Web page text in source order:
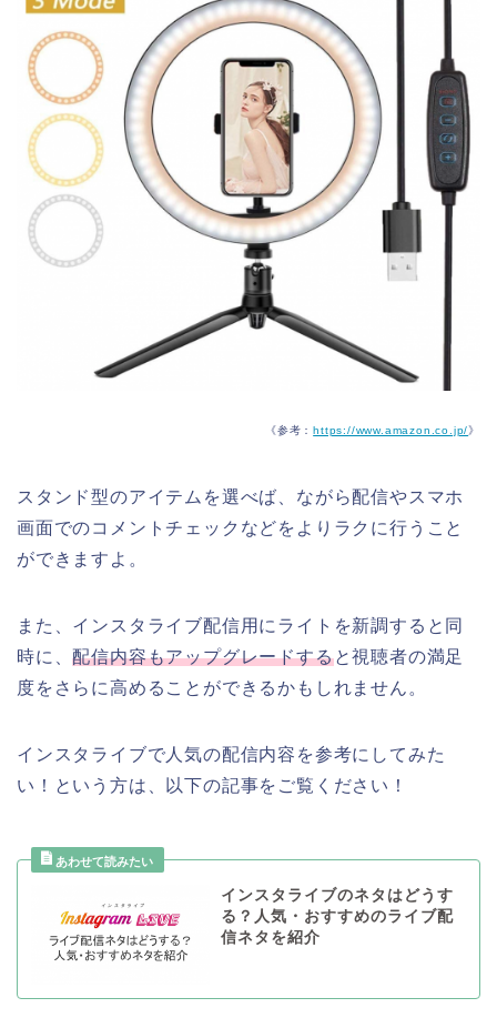
《参考：https://www.amazon.co.jp/》
スタンド型のアイテムを選べば、ながら配信やスマホ
画面でのコメントチェックなどをよりラクに行うこと
ができますよ。
また、インスタライブ配信用にライトを新調すると同
時に、配信内容もアップグレードすると視聴者の満足
度をさらに高めることができるかもしれません。
インスタライブで人気の配信内容を参考にしてみた
い！という方は、以下の記事をご覧ください！
インスタライブのネタはどうす
る？人気・おすすめのライブ配
信ネタを紹介